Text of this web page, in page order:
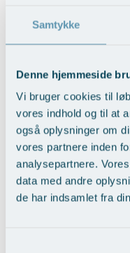
Samtykke
Denne hjemmeside
Vi bruger cookies til
vores indhold og til at
også oplysninger om
vores partnere inden
analysepartnere.
data med andre
de har indsamlet fra
Vis behandlingseksempler